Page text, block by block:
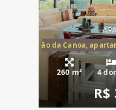
mar Capão da Canoa,
260 m² 4
R$